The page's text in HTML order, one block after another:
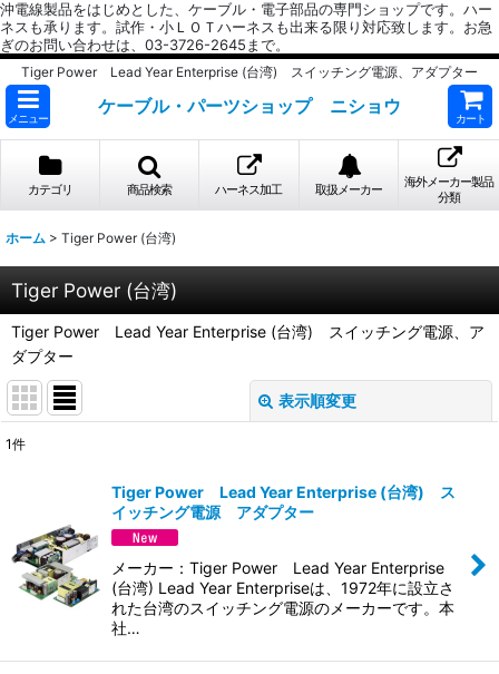
沖電線製品をはじめとした、ケーブル・電子部品の専門ショップです。ハー
ネスも承ります。試作・小ＬＯＴハーネスも出来る限り対応致します。お急
ぎのお問い合わせは、03-3726-2645まで。
Tiger Power Lead Year Enterprise (台湾) スイッチング電源、アダプター
メニュー
ケーブル・パーツショップ ニショウ
カート
カテゴリ 商品検索 ハーネス加工 取扱メーカー
海外メーカー製品
分類
ホーム > Tiger Power (台湾)
Tiger Power (台湾)
Tiger Power Lead Year Enterprise (台湾) スイッチング電源、ア
ダプター
表示順変更
並び順:
絞り込む
1件
Tiger Power Lead Year Enterprise (台湾) ス
イッチング電源 アダプター
メーカー：Tiger Power Lead Year Enterprise
(台湾) Lead Year Enterpriseは、1972年に設立さ
れた台湾のスイッチング電源のメーカーです。本
社…